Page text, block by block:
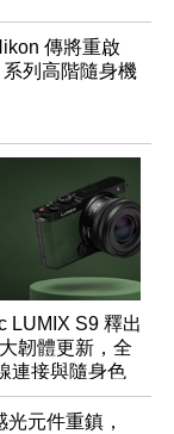
傳將重啟
列高階隨身機
LUMIX S9 釋出
韌體更新，全
連接與隨身色
元件重鎮，